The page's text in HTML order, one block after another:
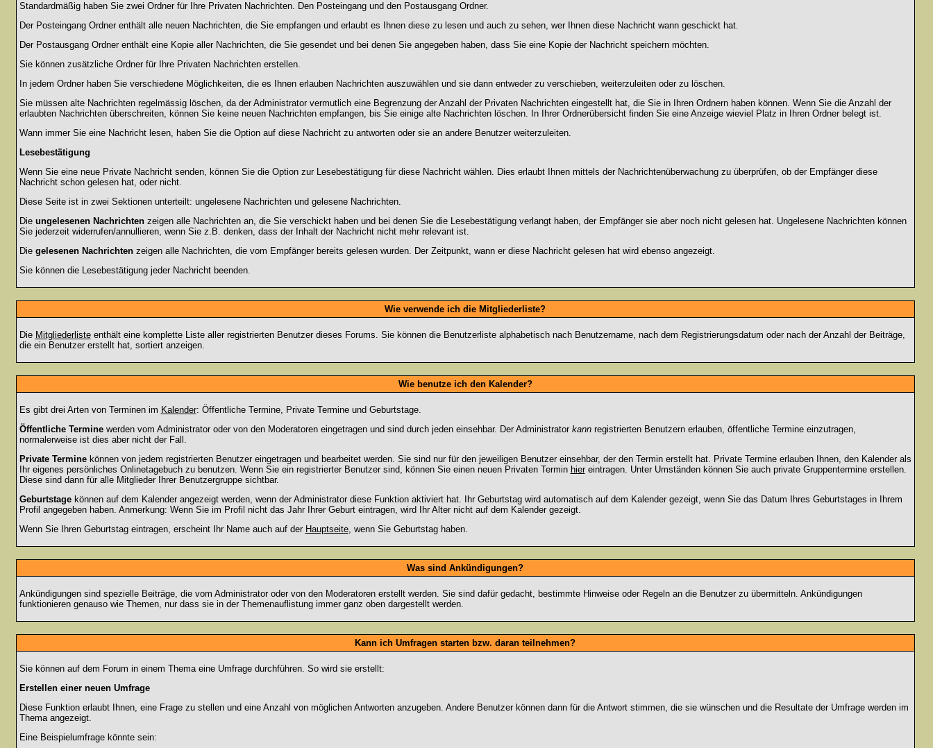
Standardmäßig haben Sie zwei Ordner für Ihre Privaten Nachrichten. Den Posteingang und den Postausgang Ordner.
Der Posteingang Ordner enthält alle neuen Nachrichten, die Sie empfangen und erlaubt es Ihnen diese zu lesen und auch zu sehen, wer Ihnen diese Nachricht wann geschickt hat.
Der Postausgang Ordner enthält eine Kopie aller Nachrichten, die Sie gesendet und bei denen Sie angegeben haben, dass Sie eine Kopie der Nachricht speichern möchten.
Sie können zusätzliche Ordner für Ihre Privaten Nachrichten erstellen.
In jedem Ordner haben Sie verschiedene Möglichkeiten, die es Ihnen erlauben Nachrichten auszuwählen und sie dann entweder zu verschieben, weiterzuleiten oder zu löschen.
Sie müssen alte Nachrichten regelmässig löschen, da der Administrator vermutlich eine Begrenzung der Anzahl der Privaten Nachrichten eingestellt hat, die Sie in Ihren Ordnern haben können. Wenn Sie die Anzahl der
erlaubten Nachrichten überschreiten, können Sie keine neuen Nachrichten empfangen, bis Sie einige alte Nachrichten löschen. In Ihrer Ordnerübersicht finden Sie eine Anzeige wieviel Platz in Ihren Ordner belegt ist.
Wann immer Sie eine Nachricht lesen, haben Sie die Option auf diese Nachricht zu antworten oder sie an andere Benutzer weiterzuleiten.
Lesebestätigung
Wenn Sie eine neue Private Nachricht senden, können Sie die Option zur Lesebestätigung für diese Nachricht wählen. Dies erlaubt Ihnen mittels der Nachrichtenüberwachung zu überprüfen, ob der Empfänger diese
Nachricht schon gelesen hat, oder nicht.
Diese Seite ist in zwei Sektionen unterteilt: ungelesene Nachrichten und gelesene Nachrichten.
Die ungelesenen Nachrichtenzeigen alle Nachrichten an, die Sie verschickt haben und bei denen Sie die Lesebestätigung verlangt haben, der Empfänger sie aber noch nicht gelesen hat. Ungelesene Nachrichten können
Sie jederzeit widerrufen/annullieren, wenn Sie z.B. denken, dass der Inhalt der Nachricht nicht mehr relevant ist.
Die gelesenen Nachrichtenzeigen alle Nachrichten, die vom Empfänger bereits gelesen wurden. Der Zeitpunkt, wann er diese Nachricht gelesen hat wird ebenso angezeigt.
Sie können die Lesebestätigung jeder Nachricht beenden.
Wie verwende ich die Mitgliederliste?
Die Mitgliederlisteenthält eine komplette Liste aller registrierten Benutzer dieses Forums. Sie können die Benutzerliste alphabetisch nach Benutzername, nach dem Registrierungsdatum oder nach der Anzahl der Beiträge,
die ein Benutzer erstellt hat, sortiert anzeigen.
Wie benutze ich den Kalender?
Es gibt drei Arten von Terminen im Kalender: Öffentliche Termine, Private Termine und Geburtstage.
Öffentliche Terminewerden vom Administrator oder von den Moderatoren eingetragen und sind durch jeden einsehbar. Der Administrator kannregistrierten Benutzern erlauben, öffentliche Termine einzutragen,
normalerweise ist dies aber nicht der Fall.
Private Terminekönnen von jedem registrierten Benutzer eingetragen und bearbeitet werden. Sie sind nur für den jeweiligen Benutzer einsehbar, der den Termin erstellt hat. Private Termine erlauben Ihnen, den Kalender als
Ihr eigenes persönliches Onlinetagebuch zu benutzen. Wenn Sie ein registrierter Benutzer sind, können Sie einen neuen Privaten Termin hiereintragen. Unter Umständen können Sie auch private Gruppentermine erstellen.
Diese sind dann für alle Mitglieder Ihrer Benutzergruppe sichtbar.
Geburtstagekönnen auf dem Kalender angezeigt werden, wenn der Administrator diese Funktion aktiviert hat. Ihr Geburtstag wird automatisch auf dem Kalender gezeigt, wenn Sie das Datum Ihres Geburtstages in Ihrem
Profil angegeben haben. Anmerkung: Wenn Sie im Profil nicht das Jahr Ihrer Geburt eintragen, wird Ihr Alter nicht auf dem Kalender gezeigt.
Wenn Sie Ihren Geburtstag eintragen, erscheint Ihr Name auch auf der Hauptseite, wenn Sie Geburtstag haben.
Was sind Ankündigungen?
Ankündigungen sind spezielle Beiträge, die vom Administrator oder von den Moderatoren erstellt werden. Sie sind dafür gedacht, bestimmte Hinweise oder Regeln an die Benutzer zu übermitteln. Ankündigungen
funktionieren genauso wie Themen, nur dass sie in der Themenauflistung immer ganz oben dargestellt werden.
Kann ich Umfragen starten bzw. daran teilnehmen?
Sie können auf dem Forum in einem Thema eine Umfrage durchführen. So wird sie erstellt:
Erstellen einer neuen Umfrage
Diese Funktion erlaubt Ihnen, eine Frage zu stellen und eine Anzahl von möglichen Antworten anzugeben. Andere Benutzer können dann für die Antwort stimmen, die sie wünschen und die Resultate der Umfrage werden im
Thema angezeigt.
Eine Beispielumfrage könnte sein: